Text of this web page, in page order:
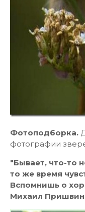
Фотоподборка.
фотографии
"Бывает, что-то
то же время
Вспомнишь о
Михаил